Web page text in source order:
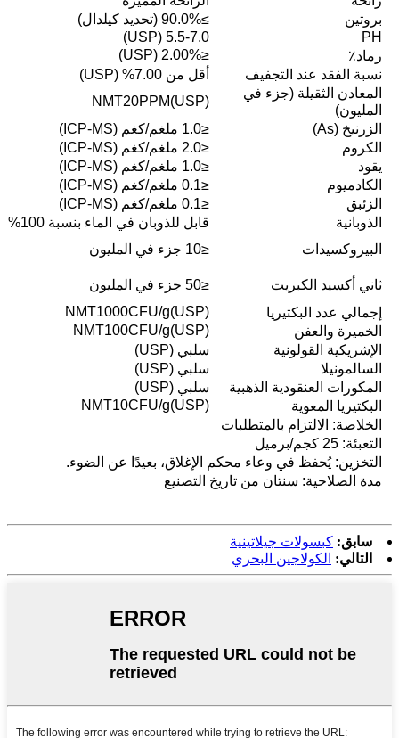
بروتين
≥90.0% (تحديد كيلدال)
PH
5.5-7.0 (USP)
رماد٪
≤2.00% (USP)
نسبة الفقد عند التجفيف
أقل من 7.00% (USP)
المعادن الثقيلة (جزء في
المليون)
NMT20PPM(USP)
الزرنيخ (As)
≤1.0 ملغم/كغم (ICP-MS)
الكروم
≤2.0 ملغم/كغم (ICP-MS)
يقود
≤1.0 ملغم/كغم (ICP-MS)
الكادميوم
≤0.1 ملغم/كغم (ICP-MS)
الزئبق
≤0.1 ملغم/كغم (ICP-MS)
الذوبانية
قابل للذوبان في الماء بنسبة 100%
البيروكسيدات
≤10 جزء في المليون
ثاني أكسيد الكبريت
≤50 جزء في المليون
إجمالي عدد البكتيريا
NMT1000CFU/g(USP)
الخميرة والعفن
NMT100CFU/g(USP)
الإشريكية القولونية
سلبي (USP)
السالمونيلا
سلبي (USP)
المكورات العنقودية الذهبية
سلبي (USP)
البكتيريا المعوية
NMT10CFU/g(USP)
الخلاصة: الالتزام بالمتطلبات
التعبئة: 25 كجم/برميل
التخزين: يُحفظ في وعاء محكم الإغلاق، بعيدًا عن الضوء.
مدة الصلاحية: سنتان من تاريخ التصنيع
سابق: كبسولات جيلاتينية
التالي: الكولاجين البحري